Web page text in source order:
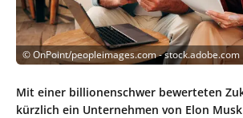
©OnPoint/peopleimages.com - stock.adobe.com
Mit einer billionenschwer bewerteten
kürzlich ein Unternehmen von Elon